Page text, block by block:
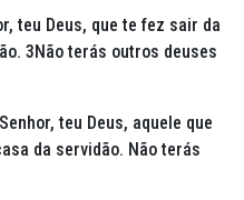
teu Deus, que te fez sair da
3Não terás outros deuses
teu Deus, aquele que
da servidão. Não terás